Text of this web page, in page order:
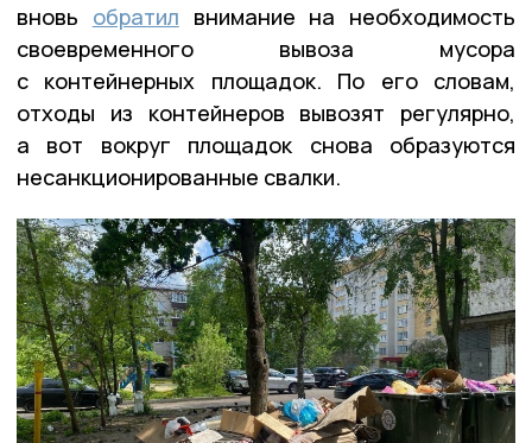
вновь обратил внимание на необходимость
своевременного вывоза мусора
с контейнерных площадок. По его словам,
отходы из контейнеров вывозят регулярно,
а вот вокруг площадок снова образуются
несанкционированные свалки.